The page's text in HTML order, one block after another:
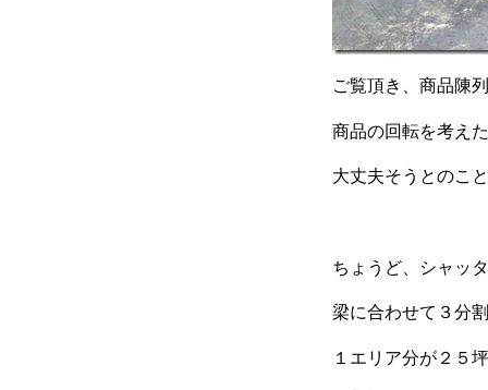
ご覧頂き、商品陳
商品の回転を考え
大丈夫そうとのこ
ちょうど、シャッ
梁に合わせて３分
１エリア分が２５